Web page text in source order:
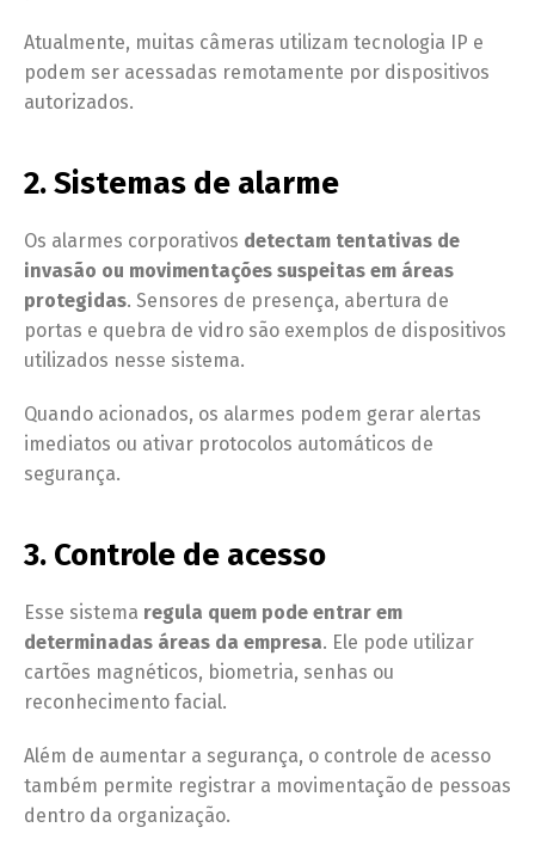
Atualmente, muitas câmeras utilizam tecnologia IP e
podem ser acessadas remotamente por dispositivos
autorizados.
2. Sistemas de alarme
Os alarmes corporativos detectam tentativas de
invasão ou movimentações suspeitas em áreas
protegidas. Sensores de presença, abertura de
portas e quebra de vidro são exemplos de dispositivos
utilizados nesse sistema.
Quando acionados, os alarmes podem gerar alertas
imediatos ou ativar protocolos automáticos de
segurança.
3. Controle de acesso
Esse sistema regula quem pode entrar em
determinadas áreas da empresa. Ele pode utilizar
cartões magnéticos, biometria, senhas ou
reconhecimento facial.
Além de aumentar a segurança, o controle de acesso
também permite registrar a movimentação de pessoas
dentro da organização.